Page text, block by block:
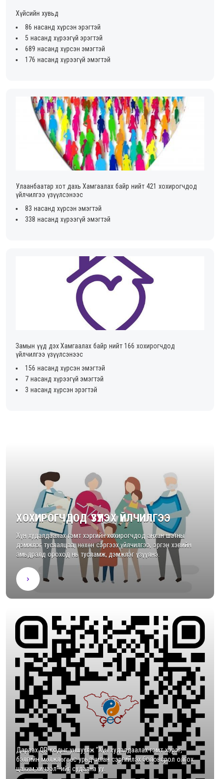
Хүйсийн хувьд
86 насанд хүрсэн эрэгтэй
5 насанд хүрээгүй эрэгтэй
689 насанд хүрсэн эмэгтэй
176 насанд хүрээгүй эмэгтэй
Улаанбаатар хот дахь Хамгаалах байр нийт 421 хохирогчдод
үйлчилгээ үзүүлсэнээс
83 насанд хүрсэн эмэгтэй
338 насанд хүрээгүй эмэгтэй
Замын үүд дэх Хамгаалах байр нийт 166 хохирогчдод
үйлчилгээ үзүүлсэнээс
156 насанд хүрсэн эмэгтэй
7 насанд хүрээгүй эмэгтэй
3 насанд хүрсэн эрэгтэй
ХОХИРОГЧДОД ҮЗҮҮЛЭХ ҮЙЛЧИЛГЭЭ
Хүн худалдаалах гэмт хэргийн хохирогчдод анхан шатны
дэмжлэг туслалцаа, нөхөн сэргээх үйлчилгээ, эргэн хэвийн
амьдралд ороход нь тусламж, дэмжлэг үзүүлнэ.
Дараах QR кодыг уншуулж “Хүн худалдаалах гэмт хэрэг,
бэлгийн мөлжлөгөөс урьдчилан сэргийлэх боловсрол олгох
цахим хичээл”-ийг судална уу.